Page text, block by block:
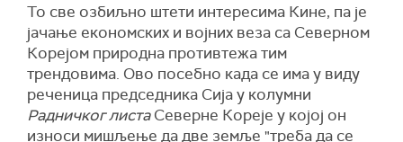
То све озбиљно штети интересима Кине, па је
јачање економских и војних веза са Северном
Корејом природна противтежа тим
трендовима. Ово посебно када се има у виду
реченица председника Сија у колумни
Радничког листаСеверне Кореје у којој он
износи мишљење да две земље "треба да се